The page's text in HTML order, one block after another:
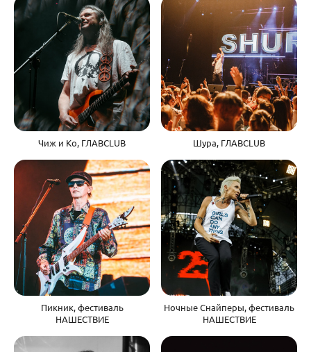
Чиж и Ко, ГЛАВCLUB Шура, ГЛАВCLUB
Пикник, фестиваль
НАШЕСТВИЕ
Ночные Снайперы, фестиваль
НАШЕСТВИЕ